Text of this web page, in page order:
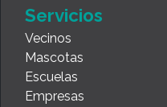
Servicios
Vecinos
Mascotas
Escuelas
Empresas